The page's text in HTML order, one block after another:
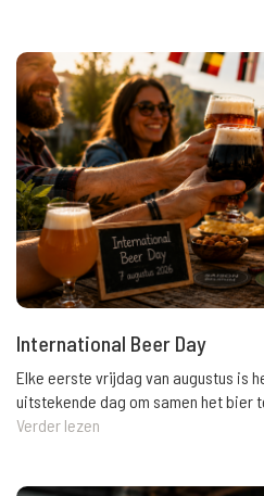
International Beer Day
Elke eerste vrijdag van augustus is
uitstekende dag om samen het bier
Verder lezen